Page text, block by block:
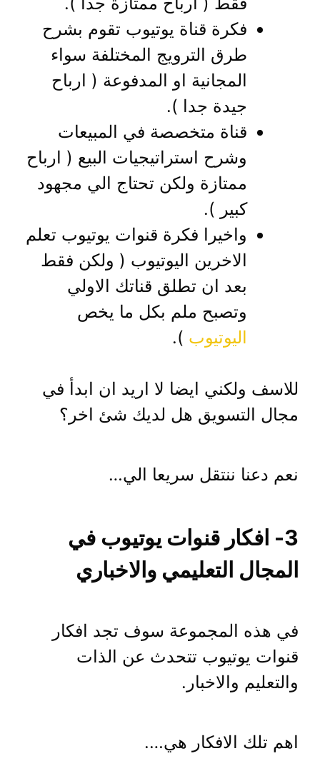
فكرة قناة يوتيوب تقوم بشرح
طرق الترويج المختلفة سواء
المجانية او المدفوعة ( ارباح
جيدة جدا ).
قناة متخصصة في المبيعات
وشرح استراتيجيات البيع ( ارباح
ممتازة ولكن تحتاج الي مجهود
كبير ).
واخيرا فكرة قنوات يوتيوب تعلم
الاخرين اليوتيوب ( ولكن فقط
بعد ان تطلق قناتك الاولي
وتصبح ملم بكل ما يخص
اليوتيوب ).
للاسف ولكني ايضا لا اريد ان ابدأ في
مجال التسويق هل لديك شئ اخر؟
نعم دعنا ننتقل سريعا الي…
3- افكار قنوات يوتيوب في
المجال التعليمي والاخباري
في هذه المجموعة سوف تجد افكار
قنوات يوتيوب تتحدث عن الذات
والتعليم والاخبار.
اهم تلك الافكار هي….